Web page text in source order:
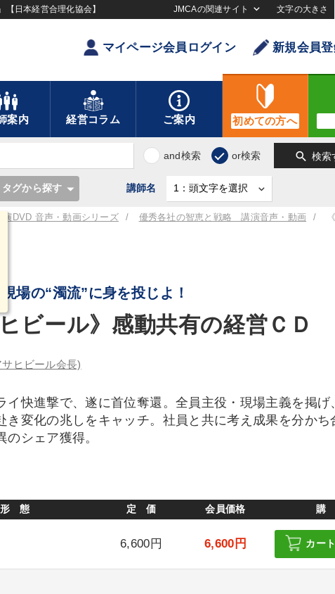
日本経営合理化協会】 JMCAの関連サイト 文字の大きさ
マイページ会員ログイン 新規会員登
案内 経営コラム ご案内 初めての方へ
and検索 or検索 search 検索
タグから探す 講師名
DVD 音声・動画シリーズ 優秀各社の智恵と戦略 講演音声・動画
現場の“濁流”に身を投じよ！
ヒビール》感動共有の経営ＣＤ
サヒビール会長)
イ快進撃で、遂に首位奪還。全員主役・現場主義を掲げ
き変化の兆しをキャッチ。社員と共に考え成果を分かち
のシェア獲得。
形 態 定 価 会員価格 購
6,600円 6,600円 カー